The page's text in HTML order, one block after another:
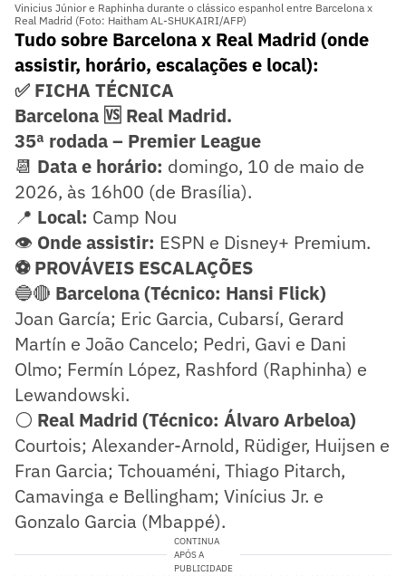
Vinicius Júnior e Raphinha durante o clássico espanhol entre Barcelona x
Real Madrid (Foto: Haitham AL-SHUKAIRI/AFP)
Tudo sobre Barcelona x Real Madrid (onde
assistir, horário, escalações e local):
✅ FICHA TÉCNICA
Barcelona 🆚 Real Madrid.
35ª rodada – Premier League
📆 Data e horário: domingo, 10 de maio de
2026, às 16h00 (de Brasília).
📍 Local: Camp Nou
👁️ Onde assistir: ESPN e Disney+ Premium.
⚽ PROVÁVEIS ESCALAÇÕES
🔵🔴 Barcelona (Técnico: Hansi Flick)
Joan García; Eric Garcia, Cubarsí, Gerard
Martín e João Cancelo; Pedri, Gavi e Dani
Olmo; Fermín López, Rashford (Raphinha) e
Lewandowski.
⚪ Real Madrid (Técnico: Álvaro Arbeloa)
Courtois; Alexander-Arnold, Rüdiger, Huijsen e
Fran Garcia; Tchouaméni, Thiago Pitarch,
Camavinga e Bellingham; Vinícius Jr. e
Gonzalo Garcia (Mbappé).
CONTINUA
APÓS A
PUBLICIDADE